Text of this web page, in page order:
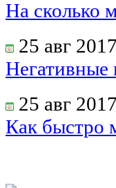
На сколько
25 авг
Негативные
25 авг
Как быстро